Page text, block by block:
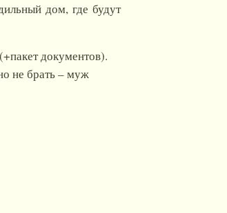
дом, где будут
документов).
не брать – муж